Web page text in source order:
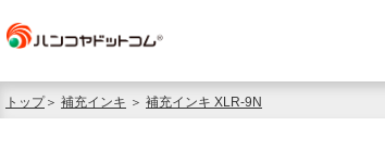
トップ＞ 補充インキ ＞ 補充インキ XLR-9N